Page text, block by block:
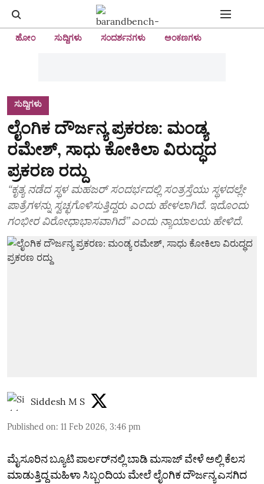
ಹೋಂ ಸುದ್ದಿಗಳು ಸಂದರ್ಶನಗಳು ಅಂಕಣಗಳು
ಸುದ್ದಿಗಳು
ಲೈಂಗಿಕ ದೌರ್ಜನ್ಯ ಪ್ರಕರಣ: ಮಂಡ್ಯ
ರಮೇಶ್‌, ಸಾಧು ಕೋಕಿಲಾ ವಿರುದ್ಧದ
ಪ್ರಕರಣ ರದ್ದು
“ಕೃತ್ಯ ನಡೆದ ಸ್ಥಳ ಮಹಜರ್‌ ಸಂದರ್ಭದಲ್ಲಿ ಸಂತ್ರಸ್ತೆಯು ಸ್ಥಳದಲ್ಲೇ
ಪಾತ್ರೆಗಳನ್ನು ಸ್ವಚ್ಛಗೊಳಿಸುತ್ತಿದ್ದರು ಎಂದು ಹೇಳಲಾಗಿದೆ. ಇದೊಂದು
ಗಂಭೀರ ವಿರೋಧಾಭಾಸವಾಗಿದೆ” ಎಂದು ನ್ಯಾಯಾಲಯ ಹೇಳಿದೆ.
Siddesh M S
Published on: 11 Feb 2026, 3:46 pm
ಮೈಸೂರಿನ ಬ್ಯೂಟಿ ಪಾರ್ಲರ್‌ನಲ್ಲಿ ಬಾಡಿ ಮಸಾಜ್‌ ವೇಳೆ ಅಲ್ಲಿ ಕೆಲಸ
ಮಾಡುತ್ತಿದ್ದ ಮಹಿಳಾ ಸಿಬ್ಬಂದಿಯ ಮೇಲೆ ಲೈಂಗಿಕ ದೌರ್ಜನ್ಯ ಎಸಗಿದ